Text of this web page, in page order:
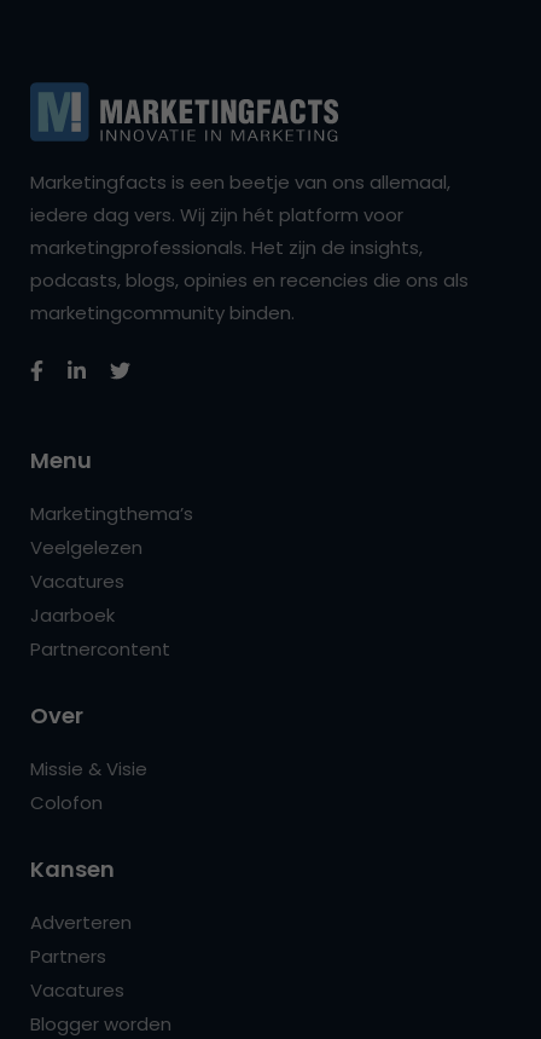
Marketingfacts is een beetje van ons allemaal,
iedere dag vers. Wij zijn hét platform voor
marketingprofessionals. Het zijn de insights,
podcasts, blogs, opinies en recencies die ons als
marketingcommunity binden.
Menu
Marketingthema’s
Veelgelezen
Vacatures
Jaarboek
Partnercontent
Over
Missie & Visie
Colofon
Kansen
Adverteren
Partners
Vacatures
Blogger worden